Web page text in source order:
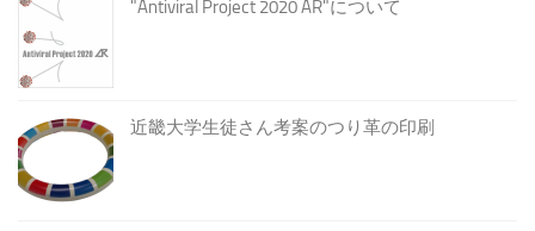
"Antiviral Project 2020 AR"について
近畿大学生徒さん考案のつり革の印刷